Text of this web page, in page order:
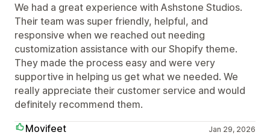
We had a great experience with Ashstone Studios.
Their team was super friendly, helpful, and
responsive when we reached out needing
customization assistance with our Shopify theme.
They made the process easy and were very
supportive in helping us get what we needed. We
really appreciate their customer service and would
definitely recommend them.
Movifeet
Jan 29, 2026